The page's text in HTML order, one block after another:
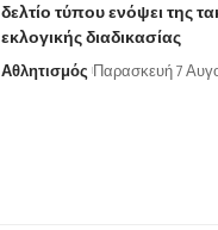
δελτίο τύπου ενόψει της
εκλογικής διαδικασίας
Αθλητισμός Παρασκευή 7